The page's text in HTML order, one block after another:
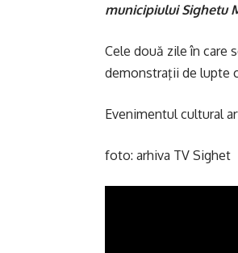
municipiului Sighetu
Cele două zile în care
demonstraţii de lupte
Evenimentul cultural
foto: arhiva TV Sighet